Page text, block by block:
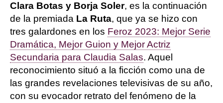
Clara Botas y Borja Soler, es la continuación
de la premiada La Ruta, que ya se hizo con
tres galardones en los Feroz 2023: Mejor Serie
Dramática, Mejor Guion y Mejor Actriz
Secundaria para Claudia Salas. Aquel
reconocimiento situó a la ficción como una de
las grandes revelaciones televisivas de su año,
con su evocador retrato del fenómeno de la